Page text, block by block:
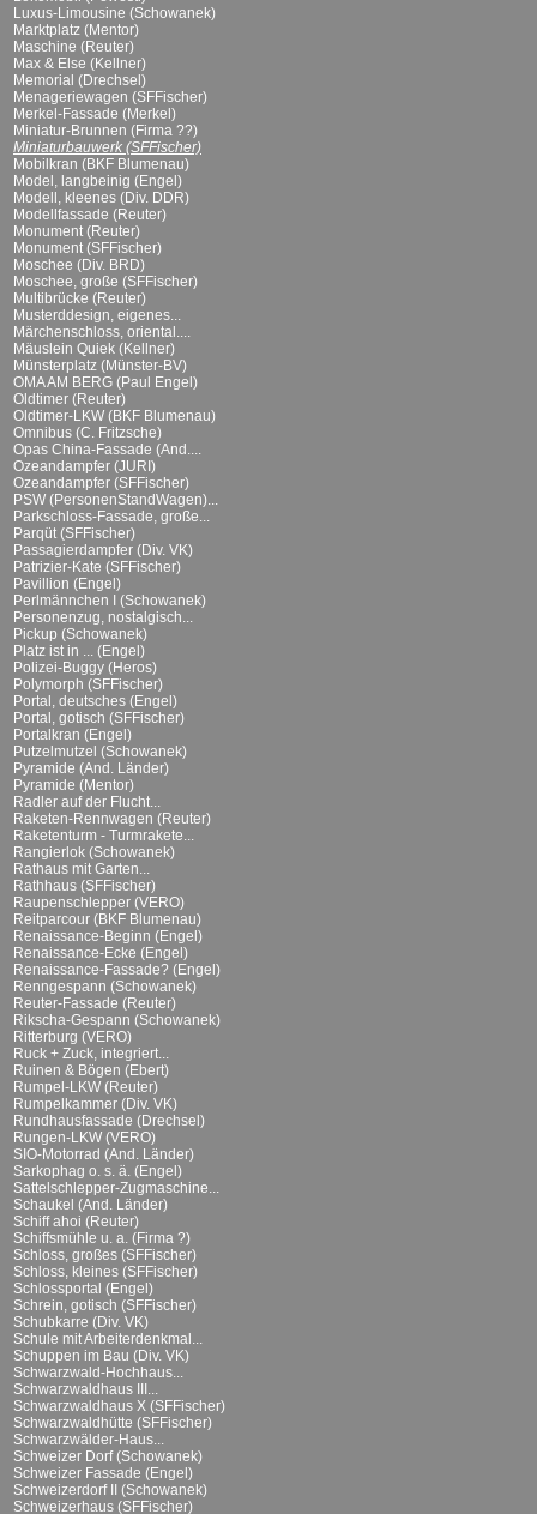
Luxus-Limousine (Schowanek)
Marktplatz (Mentor)
Maschine (Reuter)
Max & Else (Kellner)
Memorial (Drechsel)
Menageriewagen (SFFischer)
Merkel-Fassade (Merkel)
Miniatur-Brunnen (Firma ??)
Miniaturbauwerk (SFFischer)
Mobilkran (BKF Blumenau)
Model, langbeinig (Engel)
Modell, kleenes (Div. DDR)
Modellfassade (Reuter)
Monument (Reuter)
Monument (SFFischer)
Moschee (Div. BRD)
Moschee, große (SFFischer)
Multibrücke (Reuter)
Musterddesign, eigenes...
Märchenschloss, oriental....
Mäuslein Quiek (Kellner)
Münsterplatz (Münster-BV)
OMA AM BERG (Paul Engel)
Oldtimer (Reuter)
Oldtimer-LKW (BKF Blumenau)
Omnibus (C. Fritzsche)
Opas China-Fassade (And....
Ozeandampfer (JURI)
Ozeandampfer (SFFischer)
PSW (PersonenStandWagen)...
Parkschloss-Fassade, große...
Parqüt (SFFischer)
Passagierdampfer (Div. VK)
Patrizier-Kate (SFFischer)
Pavillion (Engel)
Perlmännchen I (Schowanek)
Personenzug, nostalgisch...
Pickup (Schowanek)
Platz ist in ... (Engel)
Polizei-Buggy (Heros)
Polymorph (SFFischer)
Portal, deutsches (Engel)
Portal, gotisch (SFFischer)
Portalkran (Engel)
Putzelmutzel (Schowanek)
Pyramide (And. Länder)
Pyramide (Mentor)
Radler auf der Flucht...
Raketen-Rennwagen (Reuter)
Raketenturm - Turmrakete...
Rangierlok (Schowanek)
Rathaus mit Garten...
Rathhaus (SFFischer)
Raupenschlepper (VERO)
Reitparcour (BKF Blumenau)
Renaissance-Beginn (Engel)
Renaissance-Ecke (Engel)
Renaissance-Fassade? (Engel)
Renngespann (Schowanek)
Reuter-Fassade (Reuter)
Rikscha-Gespann (Schowanek)
Ritterburg (VERO)
Ruck + Zuck, integriert...
Ruinen & Bögen (Ebert)
Rumpel-LKW (Reuter)
Rumpelkammer (Div. VK)
Rundhausfassade (Drechsel)
Rungen-LKW (VERO)
SIO-Motorrad (And. Länder)
Sarkophag o. s. ä. (Engel)
Sattelschlepper-Zugmaschine...
Schaukel (And. Länder)
Schiff ahoi (Reuter)
Schiffsmühle u. a. (Firma ?)
Schloss, großes (SFFischer)
Schloss, kleines (SFFischer)
Schlossportal (Engel)
Schrein, gotisch (SFFischer)
Schubkarre (Div. VK)
Schule mit Arbeiterdenkmal...
Schuppen im Bau (Div. VK)
Schwarzwald-Hochhaus...
Schwarzwaldhaus III...
Schwarzwaldhaus X (SFFischer)
Schwarzwaldhütte (SFFischer)
Schwarzwälder-Haus...
Schweizer Dorf (Schowanek)
Schweizer Fassade (Engel)
Schweizerdorf II (Schowanek)
Schweizerhaus (SFFischer)